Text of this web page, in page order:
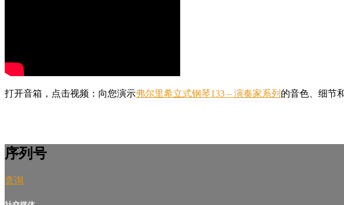
打开音箱，点击视频：向您演示弗尔里希立式钢琴133 – 演奏家系列 的音色、细节
序列号
查询